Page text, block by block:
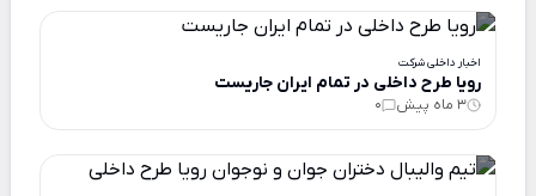
اخبار داخلی شرکت
رویا طرح داخلی در تمام ایران جاریست
3 ماه پیش 0